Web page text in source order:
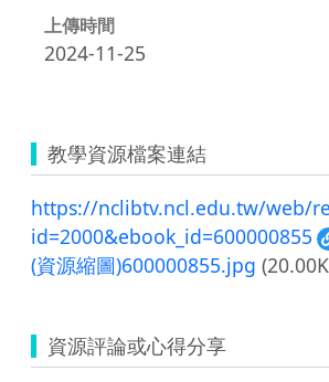
上傳時間
2024-11-25
教學資源檔案連結
https://nclibtv.ncl.edu.tw/web/
id=2000&ebook_id=600000855
(資源縮圖)600000855.jpg
資源評論或心得分享